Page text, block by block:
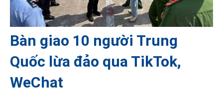
Bàn giao 10 người Trung
Quốc lừa đảo qua TikTok,
WeChat